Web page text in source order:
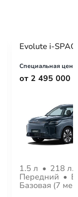
Evolute i-
Специальная цена
от 2 495 000
1.5 л • 218
Передний •
Базовая (7